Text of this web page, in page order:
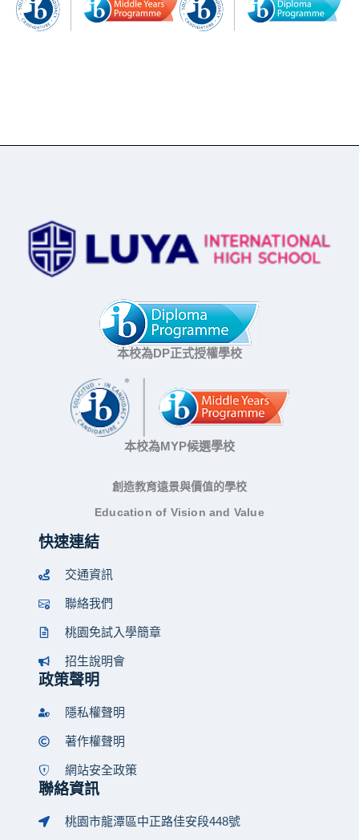
本校為DP正式授權學校
本校為MYP候選學校
創造教育遠景與價值的學校
Education of Vision and Value
快速連結
交通資訊
聯絡我們
桃園免試入學簡章
招生說明會
政策聲明
隱私權聲明
著作權聲明
網站安全政策
聯絡資訊
桃園市龍潭區中正路佳安段448號